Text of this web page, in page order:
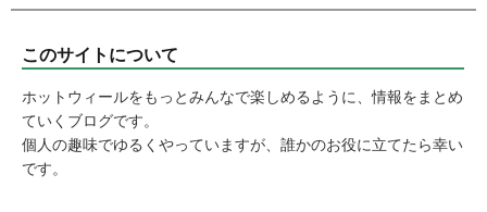
このサイトについて
ホットウィールをもっとみんなで楽しめるように、情報をまとめ
ていくブログです。
個人の趣味でゆるくやっていますが、誰かのお役に立てたら幸い
です。